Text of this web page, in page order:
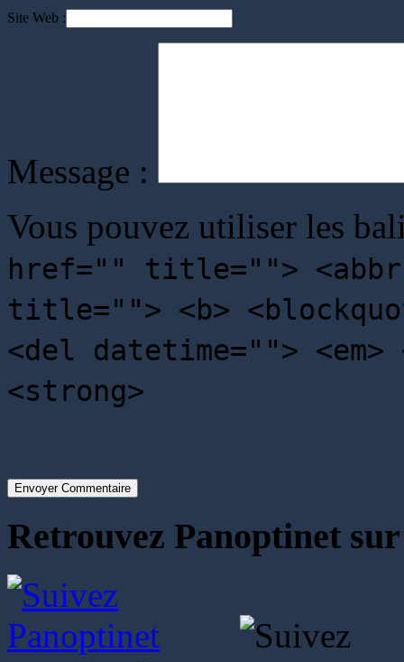
Site Web :
Message :
Vous pouvez utiliser les
href="" title="">
title=""> <b>
<del datetime="">
<strong>
Envoyer Commentaire
Retrouvez Panoptinet sur